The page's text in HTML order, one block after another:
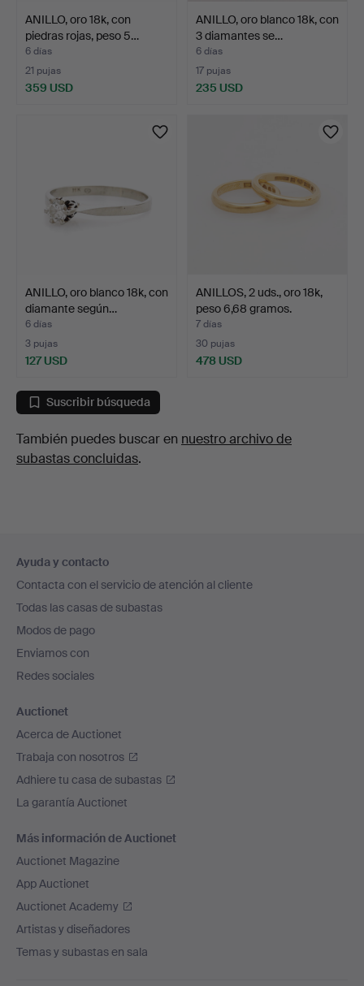
ANILLO, oro 18k, con
piedras rojas, peso 5…
6 días
21 pujas
359 USD
ANILLO, oro blanco 18k, con
3 diamantes se…
6 días
17 pujas
235 USD
ANILLO, oro blanco 18k, con
diamante según…
6 días
3 pujas
127 USD
ANILLOS, 2 uds., oro 18k,
peso 6,68 gramos.
7 días
30 pujas
478 USD
Suscribir búsqueda
También puedes buscar en nuestro archivo de
subastas concluidas.
en
el
pie
de
página
Ayuda y contacto
Contacta con el servicio de atención al cliente
Todas las casas de subastas
Modos de pago
Enviamos con
Redes sociales
Auctionet
Acerca de Auctionet
Trabaja con nosotros
Adhiere tu casa de subastas
La garantía Auctionet
Más información de Auctionet
Auctionet Magazine
App Auctionet
Auctionet Academy
Artistas y diseñadores
Temas y subastas en sala